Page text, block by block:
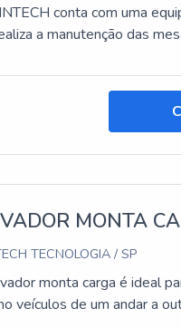
conta com uma
a manutenção das
MONTA
TECNOLOGIA / SP
monta carga é ideal
veículos de um andar a